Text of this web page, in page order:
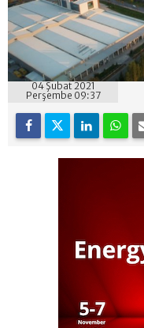
04 Şubat 2021
Perşembe 09:37